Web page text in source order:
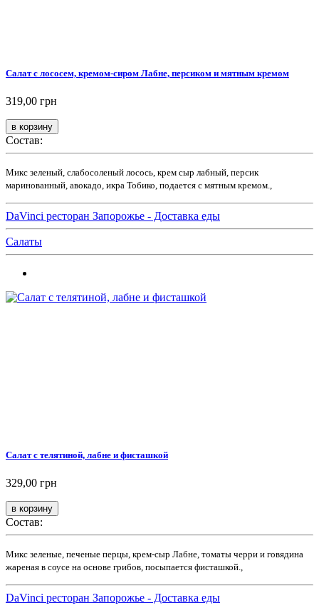
Салат с лососем, кремом-сиром Лабне, персиком и мятным кремом
319,00 грн
Состав:
Микс зеленый, слабосоленый лосось, крем сыр лабный, персик
маринованный, авокадо, икра Тобико, подается с мятным кремом.,
DaVinci ресторан Запорожье - Доставка еды
Салаты
Салат с телятиной, лабне и фисташкой
329,00 грн
Состав:
Микс зеленые, печеные перцы, крем-сыр Лабне, томаты черри и говядина
жареная в соусе на основе грибов, посыпается фисташкой.,
DaVinci ресторан Запорожье - Доставка еды